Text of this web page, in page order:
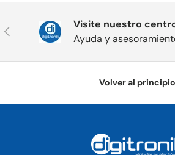
Anterior
Visite nuestro
Ayuda y
Volver al principio